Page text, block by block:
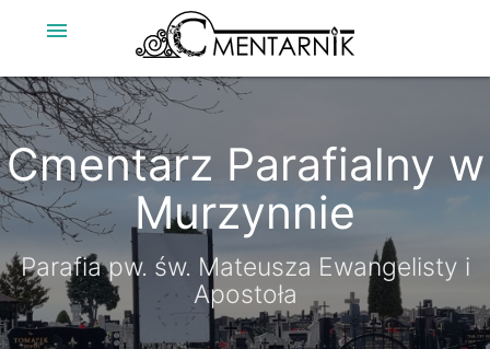
menu
Cmentarz Parafialny w
Murzynnie
Parafia pw. św. Mateusza Ewangelisty i
Apostoła